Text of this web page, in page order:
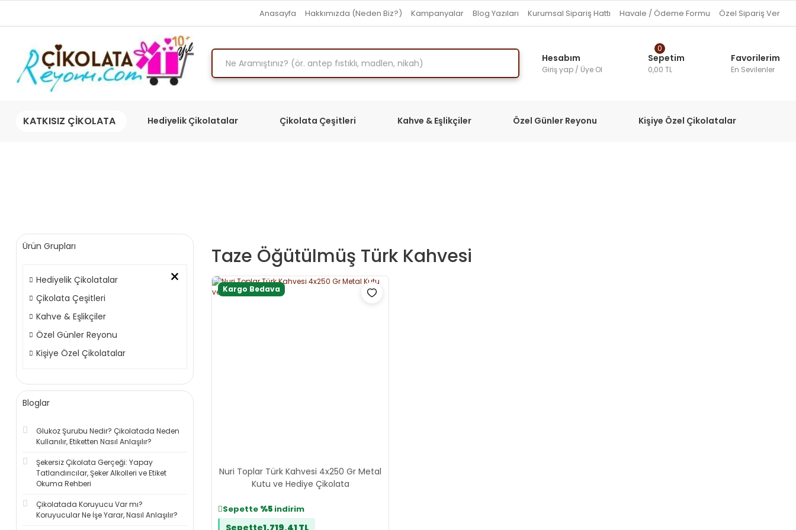
Anasayfa Hakkımızda (Neden Biz?) Kampanyalar Blog Yazıları Kurumsal Sipariş Hattı Havale / Ödeme Formu Özel Sipariş Ver
Hesabım
Giriş yap / Üye Ol
0
Sepetim
0,00 TL
Favorilerim
En Sevilenler
KATKISIZ ÇİKOLATA Hediyelik Çikolatalar Çikolata Çeşitleri Kahve & Eşlikçiler Özel Günler Reyonu Kişiye Özel Çikolatalar
Ürün Grupları
×
Hediyelik Çikolatalar
Çikolata Çeşitleri
Kahve & Eşlikçiler
Özel Günler Reyonu
Kişiye Özel Çikolatalar
Bloglar
Glukoz Şurubu Nedir? Çikolatada Neden
Kullanılır, Etiketten Nasıl Anlaşılır?
Şekersiz Çikolata Gerçeği: Yapay
Tatlandırıcılar, Şeker Alkolleri ve Etiket
Okuma Rehberi
Çikolatada Koruyucu Var mı?
Koruyucular Ne İşe Yarar, Nasıl Anlaşılır?
Taze Öğütülmüş Türk Kahvesi
Kargo Bedava
Nuri Toplar Türk Kahvesi 4x250 Gr Metal
Kutu ve Hediye Çikolata
Sepette %5 indirim
Sepette1.719,41 TL